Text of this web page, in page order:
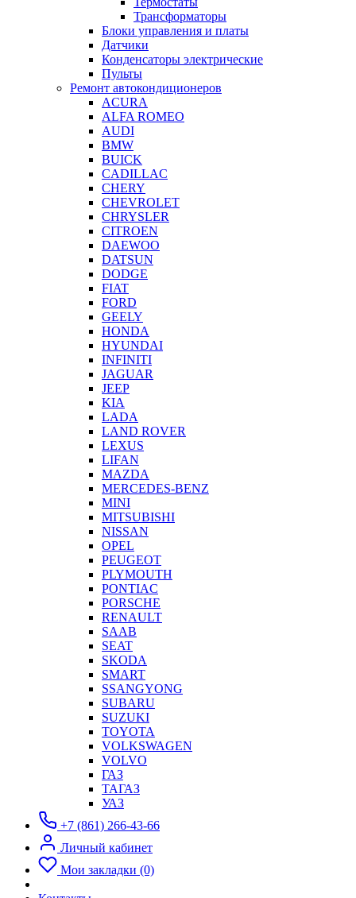
Трансформаторы
Блоки управления и платы
Датчики
Конденсаторы электрические
Пульты
Ремонт автокондиционеров
ACURA
ALFA ROMEO
AUDI
BMW
BUICK
CADILLAC
CHERY
CHEVROLET
CHRYSLER
CITROEN
DAEWOO
DATSUN
DODGE
FIAT
FORD
GEELY
HONDA
HYUNDAI
INFINITI
JAGUAR
JEEP
KIA
LADA
LAND ROVER
LEXUS
LIFAN
MAZDA
MERCEDES-BENZ
MINI
MITSUBISHI
NISSAN
OPEL
PEUGEOT
PLYMOUTH
PONTIAC
PORSCHE
RENAULT
SAAB
SEAT
SKODA
SMART
SSANGYONG
SUBARU
SUZUKI
TOYOTA
VOLKSWAGEN
VOLVO
ГАЗ
ТАГАЗ
УАЗ
+7 (861) 266-43-66
Личный кабинет
Мои закладки (0)